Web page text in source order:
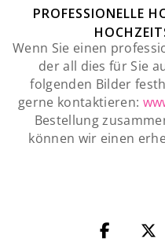
PROFESSIONELLE
Wenn Sie einen
der all dies für Sie
folgenden Bilder
gerne kontaktieren:
Bestellung
können wir einen